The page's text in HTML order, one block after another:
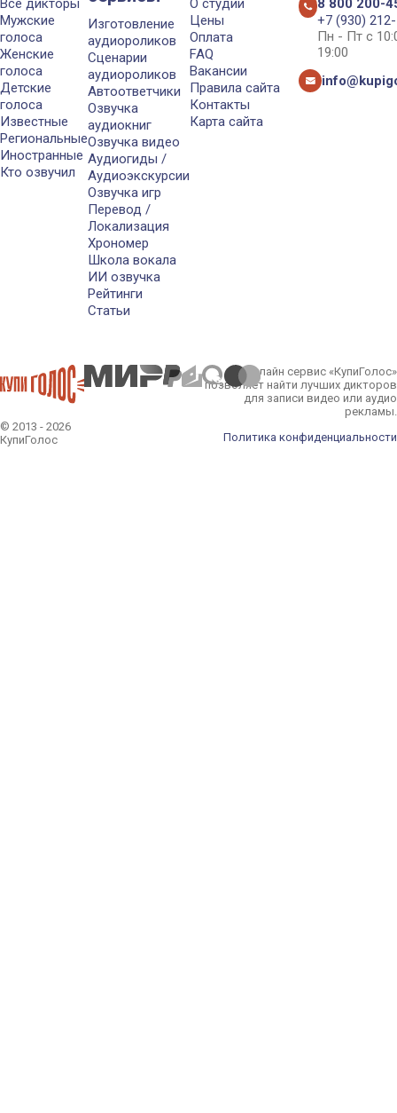
Все дикторы
Мужские
голоса
Женские
голоса
Детские
голоса
Известные
Региональные
Иностранные
Кто озвучил
Изготовление
аудиороликов
Сценарии
аудиороликов
Автоответчики
Озвучка
аудиокниг
Озвучка видео
Аудиогиды /
Аудиоэкскурсии
Озвучка игр
Перевод /
Локализация
Хрономер
Школа вокала
ИИ озвучка
Рейтинги
Статьи
О студии
Цены
Оплата
FAQ
Вакансии
Правила сайта
Контакты
Карта сайта
8 800 200-
+7 (930)
Пн - Пт с
19:00
© 2013 - 2026
КупиГолос
Онлайн сервис «КупиГолос»
позволяет найти лучших дикторов
для записи видео или аудио
рекламы.
Политика конфиденциальности